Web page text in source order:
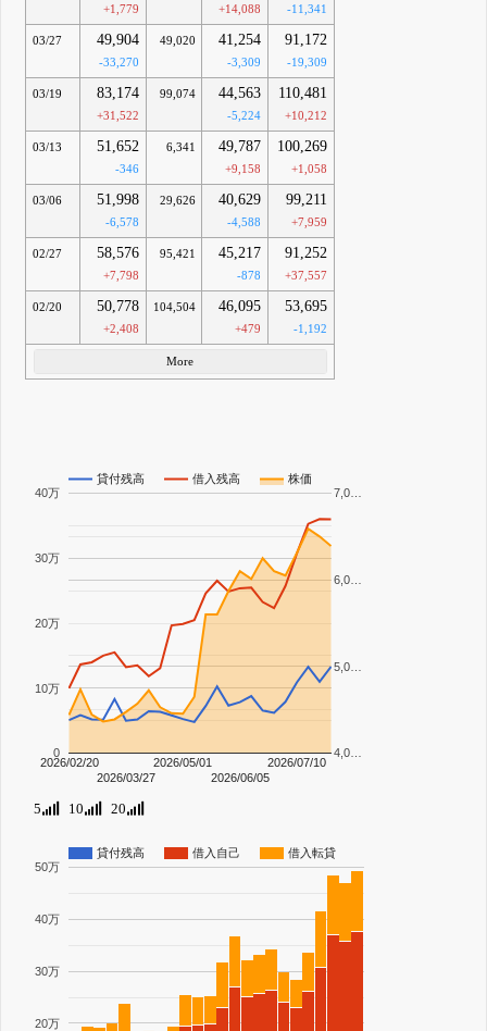
+1,779 +14,088 -11,341
03/27 49,904
-33,270
49,020 41,254
-3,309
91,172
-19,309
03/19 83,174
+31,522
99,074 44,563
-5,224
110,481
+10,212
03/13 51,652
-346
6,341 49,787
+9,158
100,269
+1,058
03/06 51,998
-6,578
29,626 40,629
-4,588
99,211
+7,959
02/27 58,576
+7,798
95,421 45,217
-878
91,252
+37,557
02/20 50,778
+2,408
104,504 46,095
+479
53,695
-1,192
More
貸付残高 借入残高 株価
2026/02/20
2026/03/27
2026/05/01
2026/06/05
2026/07/10
0
10万
20万
30万
40万
4,0…
5,0…
6,0…
7,0…
5 10 20
貸付残高 借入自己 借入転貸
20万
30万
40万
50万